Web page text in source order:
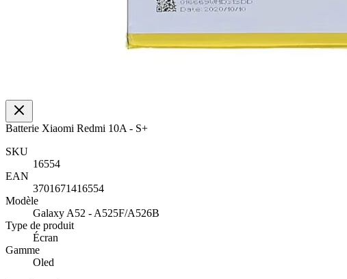
Batterie Xiaomi Redmi 10A - S+
SKU
16554
EAN
3701671416554
Modèle
Galaxy A52 - A525F/A526B
Type de produit
Écran
Gamme
Oled